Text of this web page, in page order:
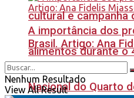
cultural e campanha
alimentos durante o
Nacional do Quarto
A importância dos
Brasil. Artigo: Ana
Nenhum Resultado
View All Result